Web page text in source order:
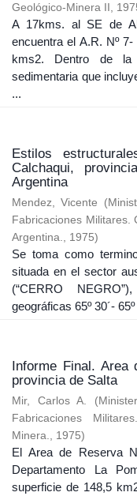
Geológico-Minera II
A 17kms. al SE de
encuentra el A.R. Nº
kms2. Dentro de la
sedimentaria que
...
Estilos
Calchaqui,
Argentina
Mendez, Vicente (
Fabricaciones Militares.
Argentina.
1975)
Se toma como
situada en el sector
(“CERRO
geográficas 65º 30´-
Informe Final. Area
provincia de Salta
Mir, Carlos A. (
Fabricaciones
Minera.
1975)
El Area de Reserva
Departamento La
superficie de 148,5